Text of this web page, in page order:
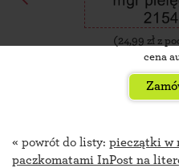
( 24,99 zł z
cena
« powrót do listy: pieczątki w
paczkomatami InPost na